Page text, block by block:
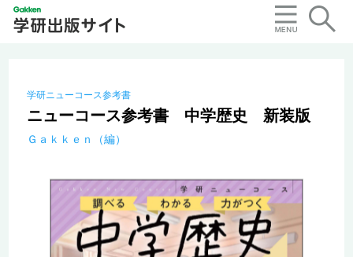
学研ニューコース参考書
ニューコース参考書 中学歴史 新装版
Ｇａｋｋｅｎ（編）